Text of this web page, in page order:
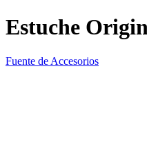
Estuche
Fuente de Accesorios